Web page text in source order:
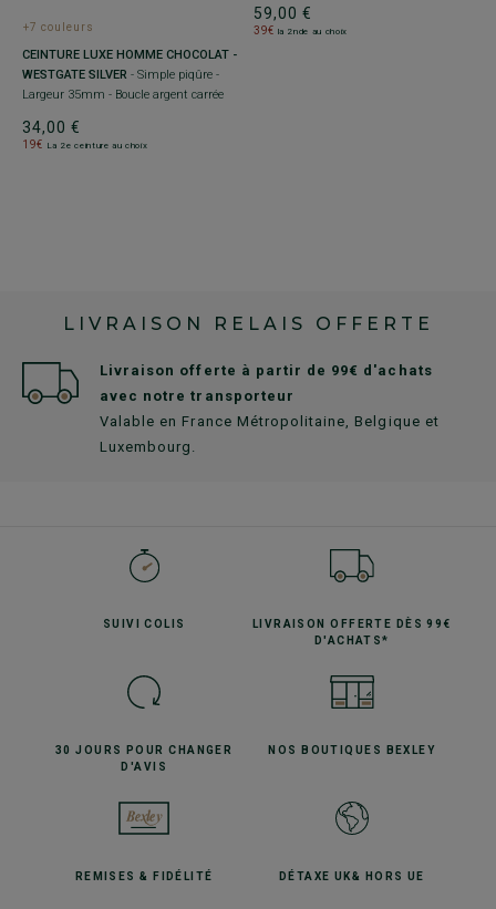
+7 couleurs
CEINTURE LUXE HOMME CHOCOLAT -
WESTGATE SILVER - Simple piqûre -
Largeur 35mm - Boucle argent carrée
34,00 €
19€ La 2e ceinture au choix
59,00 €
39€ la 2nde au choix
LIVRAISON RELAIS OFFERTE
Livraison offerte à partir de 99€ d'achats
avec notre transporteur
Valable en France Métropolitaine, Belgique et
Luxembourg.
SUIVICOLIS LIVRAISON OFFERTE
DÈS 99€
D'ACHATS*
30 JOURS POURCHANGER
D'AVIS
NOS BOUTIQUES BEXLEY
REMISES& FIDÉLITÉ DÉTAXE UK& HORS UE